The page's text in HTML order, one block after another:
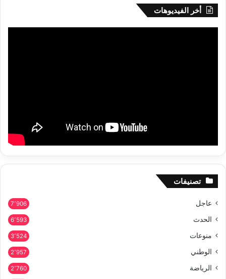
أخر الفيديوهات
تصنيفات
عاجل 7٬906
الحدث 6٬593
منوعات 3٬524
الوطني 2٬957
الرياضة 2٬760